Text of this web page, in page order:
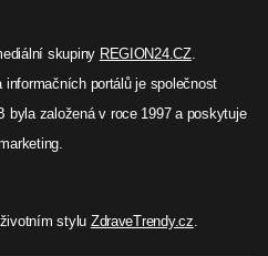
skupiny REGION24.CZ.
portálů je společnost
byla založená v roce 1997 a poskytuje
stylu ZdraveTrendy.cz